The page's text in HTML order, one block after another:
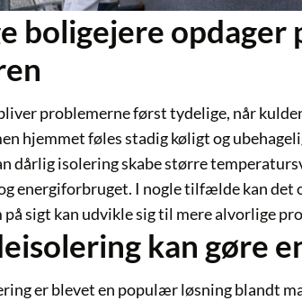
boligejere opdager
problemerne først tydelige, når
hjemmet føles stadig køligt og
dårlig isolering skabe større
energiforbruget. I nogle tilfælde kan det
på sigt kan udvikle sig til mere alvorlige
kan gøre
er blevet en populær løsning blandt